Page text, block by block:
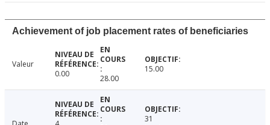
Achievement of job placement rates of beneficiaries
Valeur
0.00
28.00
15.00
31